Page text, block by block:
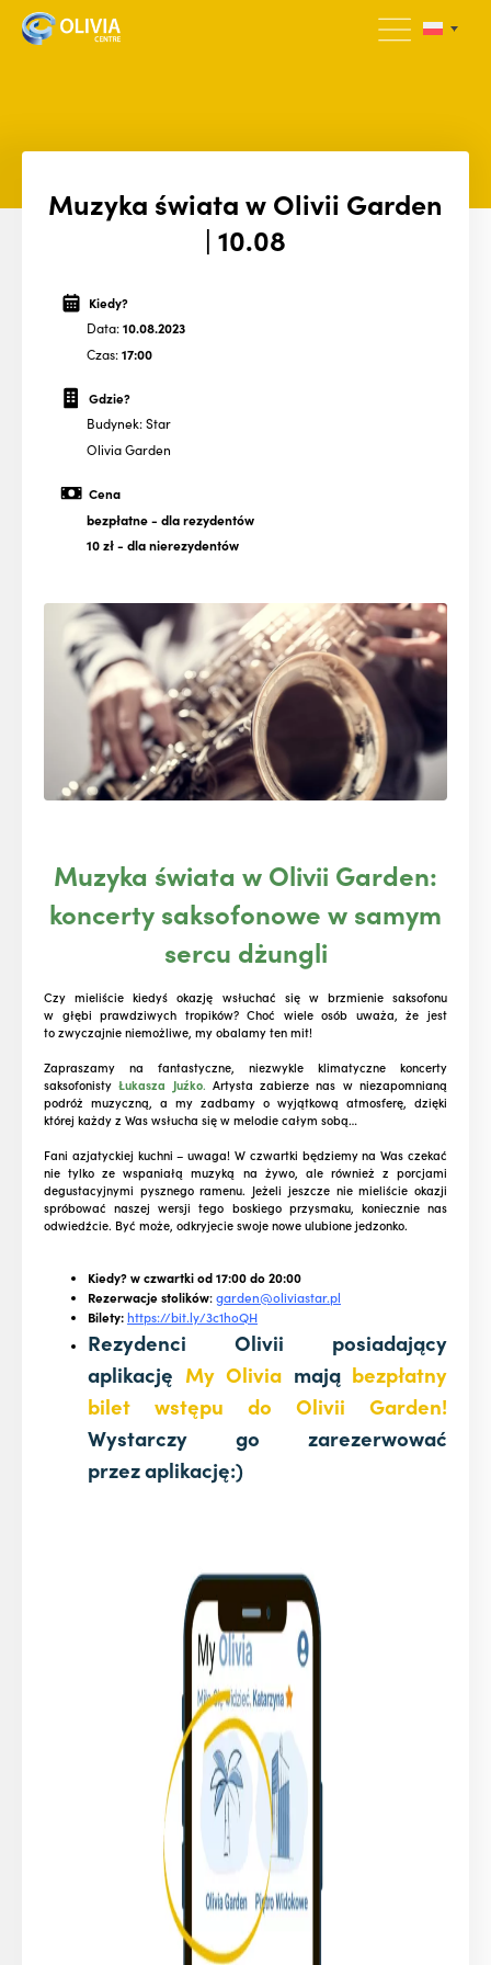
Muzyka świata w Olivii Garden
| 10.08
Kiedy?
Data:10.08.2023
Czas:17:00
Gdzie?
Budynek: Star
Olivia Garden
Cena
bezpłatne- dla rezydentów
10 zł- dla nierezydentów
Muzyka świata w Olivii Garden:
koncerty saksofonowe w samym
sercu dżungli
Czy mieliście kiedyś okazję wsłuchać się w brzmienie saksofonu
w głębi prawdziwych tropików? Choć wiele osób uważa, że jest
to zwyczajnie niemożliwe, my obalamy ten mit!
Zapraszamy na fantastyczne, niezwykle klimatyczne koncerty
saksofonisty Łukasza Juźko. Artysta zabierze nas w niezapomnianą
podróż muzyczną, a my zadbamy o wyjątkową atmosferę, dzięki
której każdy z Was wsłucha się w melodie całym sobą…
Fani azjatyckiej kuchni – uwaga! W czwartki będziemy na Was czekać
nie tylko ze wspaniałą muzyką na żywo, ale również z porcjami
degustacyjnymi pysznego ramenu. Jeżeli jeszcze nie mieliście okazji
spróbować naszej wersji tego boskiego przysmaku, koniecznie nas
odwiedźcie. Być może, odkryjecie swoje nowe ulubione jedzonko.
Kiedy? w czwartki od 17:00 do 20:00
Rezerwacje stolików:garden@oliviastar.pl
Bilety:https://bit.ly/3c1hoQH
Rezydenci Olivii posiadający
aplikację My Olivia mają bezpłatny
bilet wstępu do Olivii Garden!
Wystarczy go zarezerwować
przez aplikację:)